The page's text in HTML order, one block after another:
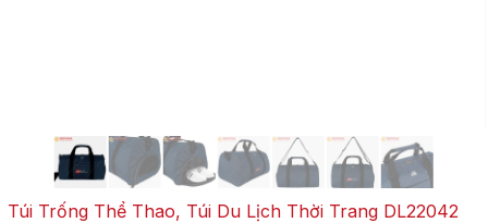
Túi Trống Thể Thao, Túi Du Lịch Thời Trang DL22042